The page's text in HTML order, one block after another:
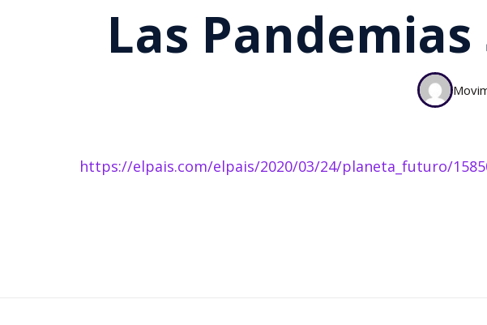
Las Pandemias
https://elpais.com/elpais/2020/03/24/planeta_futuro/